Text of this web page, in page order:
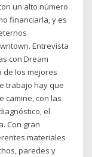
un alto número
financiarla, y es
Entrevista
con Dream
de los mejores
trabajo hay que
camine, con las
el
Con gran
materiales
paredes y